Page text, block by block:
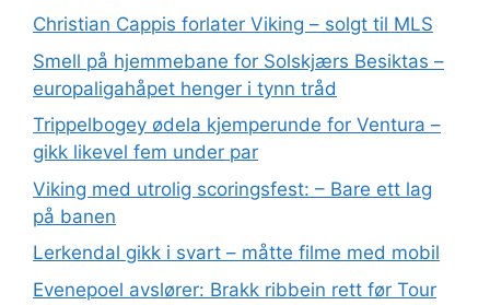
Christian Cappis forlater Viking – solgt til MLS
Smell på hjemmebane for Solskjærs Besiktas –
europaligahåpet henger i tynn tråd
Trippelbogey ødela kjemperunde for Ventura –
gikk likevel fem under par
Viking med utrolig scoringsfest: – Bare ett lag
på banen
Lerkendal gikk i svart – måtte filme med mobil
Evenepoel avslører: Brakk ribbein rett før Tour